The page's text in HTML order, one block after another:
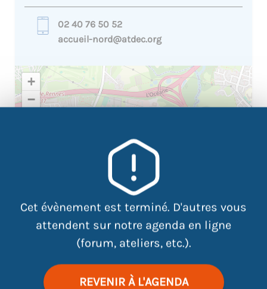
Cet évènement est terminé. D'autres vous
attendent sur notre agenda en ligne
(forum, ateliers, etc.).
REVENIR À L'AGENDA
02 40 76 50 52
accueil-nord@atdec.org
Santos Dumont
+
−